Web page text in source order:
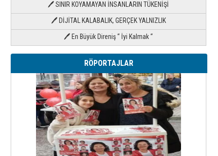
🖊 SINIR KOYAMAYAN İNSANLARIN TÜKENİŞİ
🖊 DİJİTAL KALABALIK, GERÇEK YALNIZLIK
🖊 En Büyük Direniş “ İyi Kalmak “
RÖPORTAJLAR